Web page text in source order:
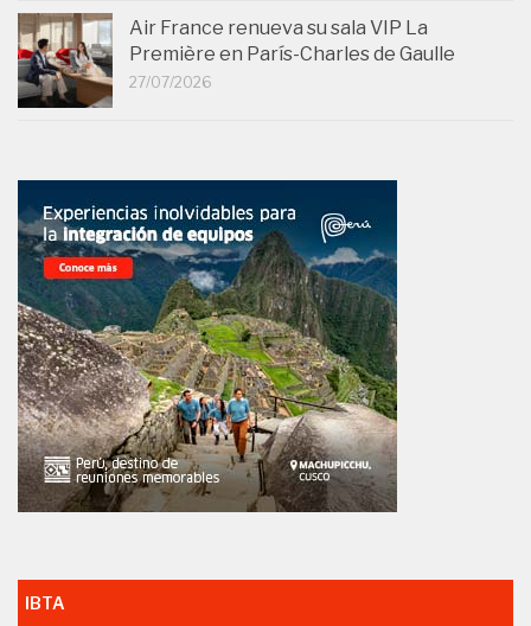
Air France renueva su sala VIP La
Première en París-Charles de Gaulle
27/07/2026
IBTA